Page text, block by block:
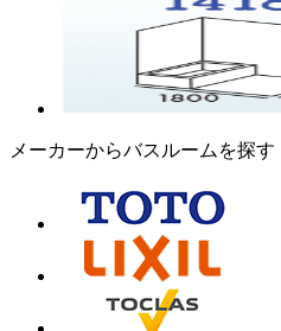
メーカーからバスルームを探す